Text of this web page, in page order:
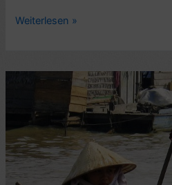
Romankritik:
Lac
Anita
Brookner
–
Weiterlesen »